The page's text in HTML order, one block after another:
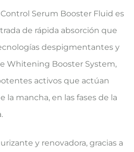
Serum Booster Fluid es
de rápida absorción que
despigmentantes y
Whitening Booster System,
activos que actúan
la mancha, en las fases de la
y renovadora, gracias a